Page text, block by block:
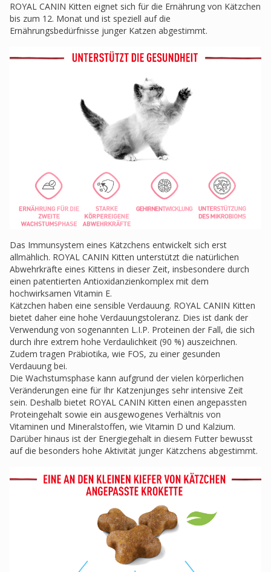
ROYAL CANIN Kitten eignet sich für die Ernährung von Kätzchen
bis zum 12. Monat und ist speziell auf die
Ernährungsbedürfnisse junger Katzen abgestimmt.
Das Immunsystem eines Kätzchens entwickelt sich erst
allmählich. ROYAL CANIN Kitten unterstützt die natürlichen
Abwehrkräfte eines Kittens in dieser Zeit, insbesondere durch
einen patentierten Antioxidanzienkomplex mit dem
hochwirksamen Vitamin E.
Kätzchen haben eine sensible Verdauung. ROYAL CANIN Kitten
bietet daher eine hohe Verdauungstoleranz. Dies ist dank der
Verwendung von sogenannten L.I.P. Proteinen der Fall, die sich
durch ihre extrem hohe Verdaulichkeit (90 %) auszeichnen.
Zudem tragen Präbiotika, wie FOS, zu einer gesunden
Verdauung bei.
Die Wachstumsphase kann aufgrund der vielen körperlichen
Veränderungen eine für Ihr Katzenjunges sehr intensive Zeit
sein. Deshalb bietet ROYAL CANIN Kitten einen angepassten
Proteingehalt sowie ein ausgewogenes Verhältnis von
Vitaminen und Mineralstoffen, wie Vitamin D und Kalzium.
Darüber hinaus ist der Energiegehalt in diesem Futter bewusst
auf die besonders hohe Aktivität junger Kätzchens abgestimmt.